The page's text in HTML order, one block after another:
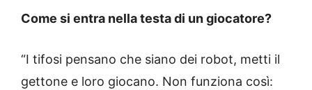
Come si entra nella testa di un giocatore?
“I tifosi pensano che siano dei robot, metti il
gettone e loro giocano. Non funziona così: